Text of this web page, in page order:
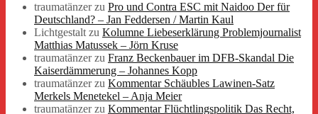
traumatänzerzu Pro und Contra ESC mit Naidoo Der für
Deutschland? – Jan Feddersen / Martin Kaul
Lichtgestaltzu Kolumne Liebeserklärung Problemjournalist
Matthias Matussek – Jörn Kruse
traumatänzerzu Franz Beckenbauer im DFB-Skandal Die
Kaiserdämmerung – Johannes Kopp
traumatänzerzu Kommentar Schäubles Lawinen-Satz
Merkels Menetekel – Anja Meier
traumatänzerzu Kommentar Flüchtlingspolitik Das Recht,